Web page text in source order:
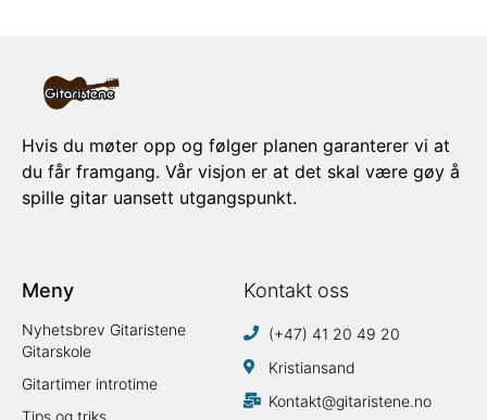
Hvis du møter opp og følger planen garanterer vi at
du får framgang. Vår visjon er at det skal være gøy å
spille gitar uansett utgangspunkt.
Meny
Nyhetsbrev Gitaristene
Gitarskole
Gitartimer introtime
Tips og triks
Kontakt oss
(+47) 41 20 49 20
Kristiansand
Kontakt@gitaristene.no